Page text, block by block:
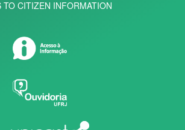
TO CITIZEN INFORMATION